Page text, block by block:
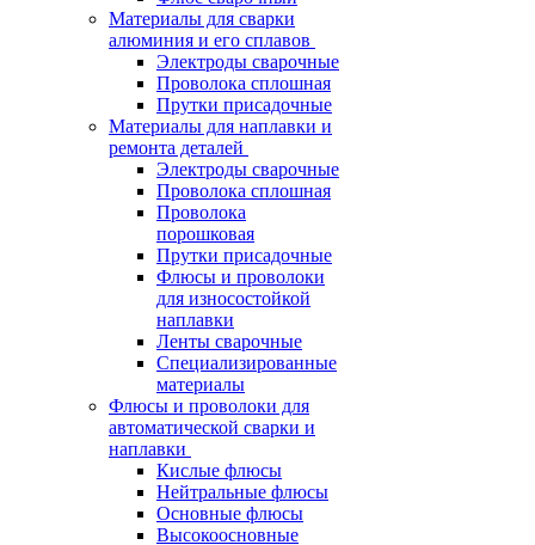
Материалы для сварки
алюминия и его сплавов
Электроды сварочные
Проволока сплошная
Прутки присадочные
Материалы для наплавки и
ремонта деталей
Электроды сварочные
Проволока сплошная
Проволока
порошковая
Прутки присадочные
Флюсы и проволоки
для износостойкой
наплавки
Ленты сварочные
Специализированные
материалы
Флюсы и проволоки для
автоматической сварки и
наплавки
Кислые флюсы
Нейтральные флюсы
Основные флюсы
Высокоосновные